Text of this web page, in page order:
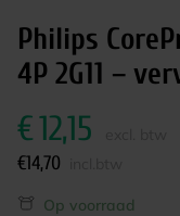
Philips
4P 2G11 –
€12,15
€14,70
Op voorraad